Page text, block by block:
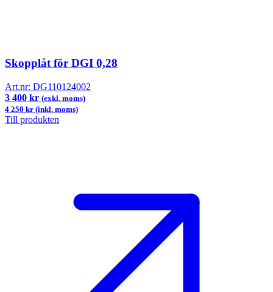
Skopplåt för DGI 0,28
Art.nr: DG110124002
3 400 kr (exkl. moms)
4 250 kr (inkl. moms)
Till produkten